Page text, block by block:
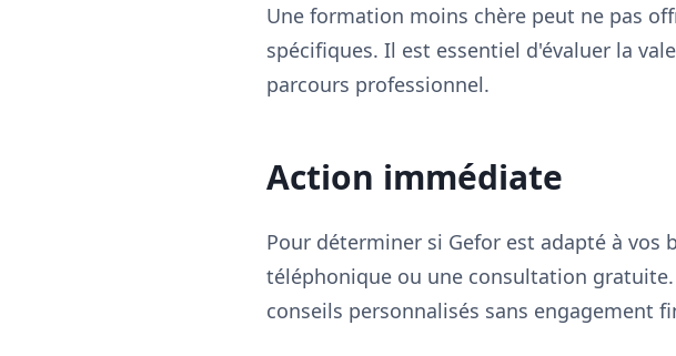
Une formation moins chère peut ne pas
spécifiques. Il est essentiel d'évaluer la
parcours professionnel.
Action immédiate
Pour déterminer si Gefor est adapté à vos
téléphonique ou une consultation
conseils personnalisés sans engagement